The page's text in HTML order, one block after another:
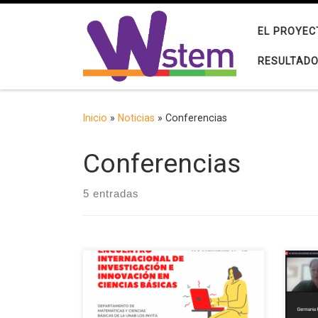
Saltar al contenido
EL
Inicio » Noticias » Conferencias
Conferencias
5 entradas
El proyecto W-STEM estará presente
en la sesión inaugural de la primera
edición del Encuentro Internacional
de Investigación e Innovación en
La
de
28